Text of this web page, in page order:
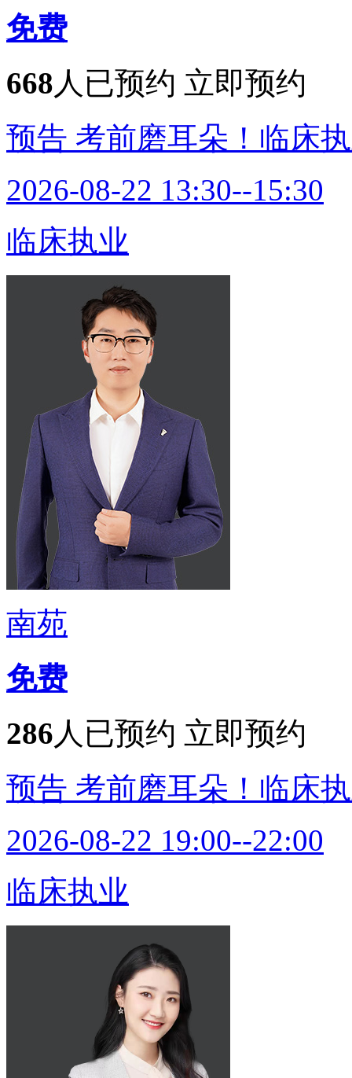
免费
668 人已预约 立即预约
预告 考前磨耳朵！临床
2026-08-22 13:30--15:30
临床执业
南苑
免费
286 人已预约 立即预约
预告 考前磨耳朵！临床
2026-08-22 19:00--22:00
临床执业